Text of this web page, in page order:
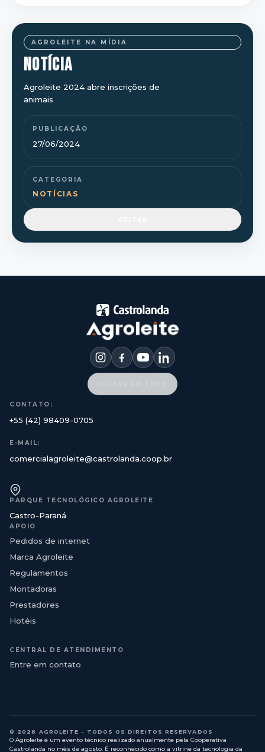
AGROLEITE NA MÍDIA
NOTÍCIA
Agroleite 2024 abre inscrições de
animais
PUBLICAÇÃO
27/06/2024
CATEGORIA
NOTÍCIAS
CONTATO:
+55 (42) 98409-0705
E-MAIL:
comercialagroleite@castrolanda.coop.br
PARQUE TECNOLÓGICO AGROLEITE
Castro-Paraná
APOIO
Pedidos de internet
Marca Agroleite
Regulamentos
Montadoras
Prestadores
Hotéis
CENTRAL DE ATENDIMENTO
Entre em contato
© 2026 AGROLEITE - TODOS OS DIREITOS RESERVADOS
O Agroleite é um evento técnico realizado anualmente pela Cooperativa
Castrolanda no mês de agosto. É reconhecido como a vitrine da tecnologia da